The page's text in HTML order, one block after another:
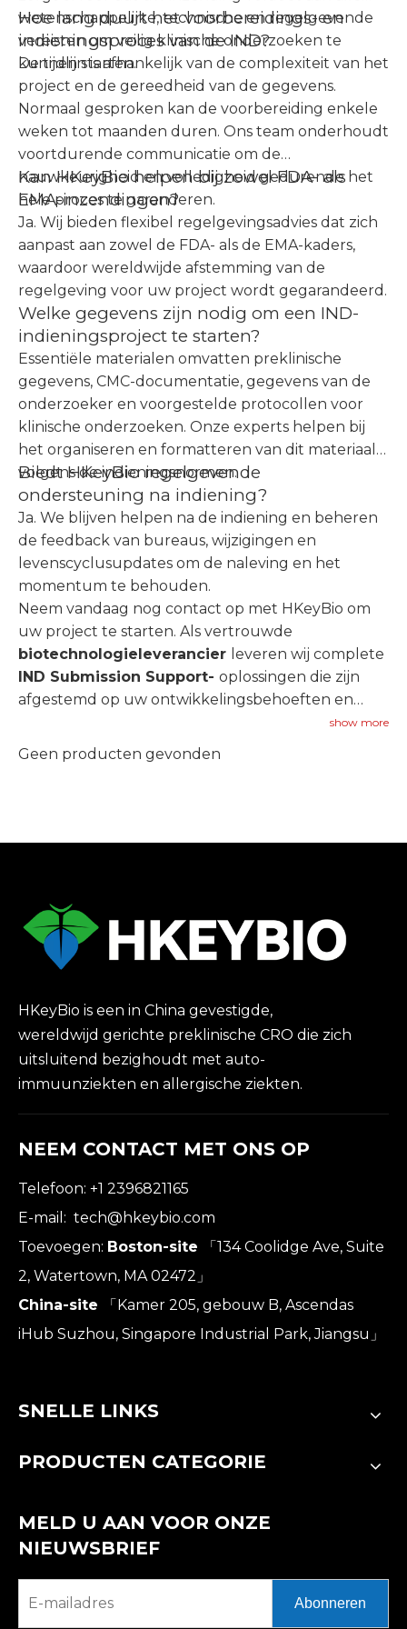
wetenschappelijke, technische en regelgevende
vereisten om veilig klinische onderzoeken te
kunnen starten.
Hoe lang duurt het voorbereidings- en
indieningsproces van de IND?
De tijdlijn is afhankelijk van de complexiteit van het
project en de gereedheid van de gegevens.
Normaal gesproken kan de voorbereiding enkele
weken tot maanden duren. Ons team onderhoudt
voortdurende communicatie om de
nauwkeurigheid en volledigheid gedurende het
hele proces te garanderen.
Kan HKeyBio helpen bij zowel FDA- als
EMA-inzendingen?
Ja. Wij bieden flexibel regelgevingsadvies dat zich
aanpast aan zowel de FDA- als de EMA-kaders,
waardoor wereldwijde afstemming van de
regelgeving voor uw project wordt gegarandeerd.
Welke gegevens zijn nodig om een ​​IND-
indieningsproject te starten?
Essentiële materialen omvatten preklinische
gegevens, CMC-documentatie, gegevens van de
onderzoeker en voorgestelde protocollen voor
klinische onderzoeken. Onze experts helpen bij
het organiseren en formatteren van dit materiaal
volgens de indieningsnormen.
Biedt HKeyBio regelgevende
ondersteuning na indiening?
Ja. We blijven helpen na de indiening en beheren
de feedback van bureaus, wijzigingen en
levenscyclusupdates om de naleving en het
momentum te behouden.
Neem vandaag nog contact op met HKeyBio om
uw project te starten. Als vertrouwde
biotechnologieleverancier leveren wij complete
IND Submission Support- oplossingen die zijn
afgestemd op uw ontwikkelingsbehoeften en
show more
Geen producten gevonden
HKeyBio is een in China gevestigde,
wereldwijd gerichte preklinische CRO die zich
uitsluitend bezighoudt met auto-
immuunziekten en allergische ziekten.
NEEM CONTACT MET ONS OP
Telefoon: +1 2396821165
E-mail: tech@hkeybio.com
Toevoegen: Boston-site
「134 Coolidge Ave, Suite
2, Watertown, MA 02472」
China-site
「Kamer 205, gebouw B, Ascendas
iHub Suzhou, Singapore Industrial Park, Jiangsu」
SNELLE LINKS
PRODUCTEN CATEGORIE
MELD U AAN VOOR ONZE
NIEUWSBRIEF
Abonneren